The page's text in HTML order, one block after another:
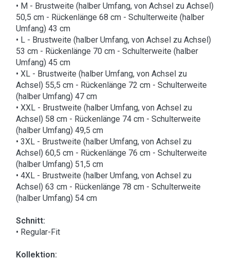
• M - Brustweite (halber Umfang, von Achsel zu Achsel)
50,5 cm - Rückenlänge 68 cm - Schulterweite (halber
Umfang) 43 cm
• L - Brustweite (halber Umfang, von Achsel zu Achsel)
53 cm - Rückenlänge 70 cm - Schulterweite (halber
Umfang) 45 cm
• XL - Brustweite (halber Umfang, von Achsel zu
Achsel) 55,5 cm - Rückenlänge 72 cm - Schulterweite
(halber Umfang) 47 cm
• XXL - Brustweite (halber Umfang, von Achsel zu
Achsel) 58 cm - Rückenlänge 74 cm - Schulterweite
(halber Umfang) 49,5 cm
• 3XL - Brustweite (halber Umfang, von Achsel zu
Achsel) 60,5 cm - Rückenlänge 76 cm - Schulterweite
(halber Umfang) 51,5 cm
• 4XL - Brustweite (halber Umfang, von Achsel zu
Achsel) 63 cm - Rückenlänge 78 cm - Schulterweite
(halber Umfang) 54 cm
Schnitt:
• Regular-Fit
Kollektion: